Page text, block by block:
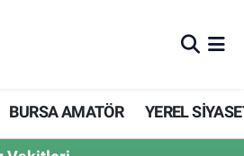
BURSA AMATÖR YEREL